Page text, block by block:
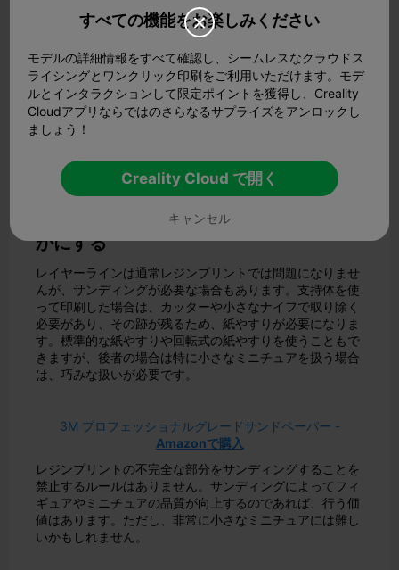
ィギュアやミニチュアの複雑なディテールを傷つけないよ
うに、この工程を2回繰り返すことをお勧めする。
イソプロピルアルコール99% (IPA) アメリカ製 -Amazon
で購入
次に、プリントの強度を高め、未硬化樹脂の不快な臭いや
表面のベタつきをなくすために、二次硬化工程が必要で
持ち、意図した用途に適していることがさらに保証されま
サンドペーパーでサポートマークを滑ら
かにする
レイヤーラインは通常レジンプリントでは問題になりませ
んが、サンディングが必要な場合もあります。支持体を使
って印刷した場合は、カッターや小さなナイフで取り除く
必要があり、その跡が残るため、紙やすりが必要になりま
す。標準的な紙やすりや回転式の紙やすりを使うこともで
きますが、後者の場合は特に小さなミニチュアを扱う場合
は、巧みな扱いが必要です。
3M プロフェッショナルグレードサンドペーパー -
Amazonで購入
レジンプリントの不完全な部分をサンディングすることを
禁止するルールはありません。サンディングによってフィ
ギュアやミニチュアの品質が向上するのであれば、行う価
値はあります。ただし、非常に小さなミニチュアには難し
いかもしれません。

すべての機能をお楽しみください
モデルの詳細情報をすべて確認し、シームレスなクラウドス
ライシングとワンクリック印刷をご利用いただけます。モデ
ルとインタラクションして限定ポイントを獲得し、Creality
Cloudアプリならではのさらなるサプライズをアンロックし
ましょう！
Creality Cloud で開く
キャンセル